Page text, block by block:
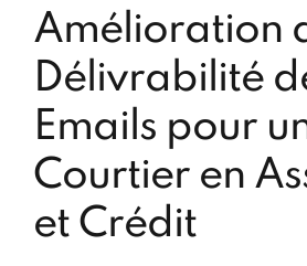
Amélioration
Délivrabilité
Emails pour
Courtier en
et Crédit